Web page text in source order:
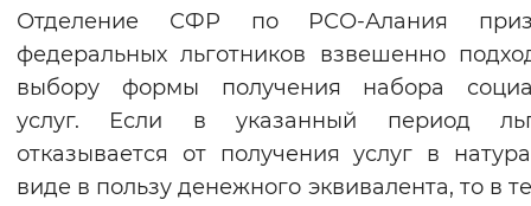
Отделение СФР по РСО-Алания
федеральных льготников взвешенно
выбору формы получения набора
услуг. Если в указанный период
отказывается от получения услуг в
виде в пользу денежного эквивалента, то в